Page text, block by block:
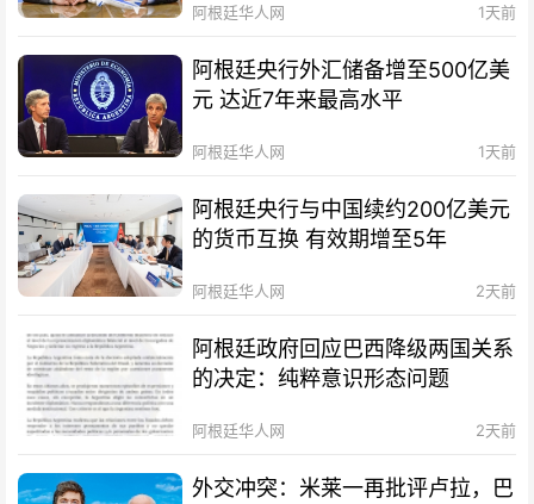
阿根廷华人网 1天前
阿根廷央行外汇储备增至500亿美
元 达近7年来最高水平
阿根廷华人网 1天前
阿根廷央行与中国续约200亿美元
的货币互换 有效期增至5年
阿根廷华人网 2天前
阿根廷政府回应巴西降级两国关系
的决定：纯粹意识形态问题
阿根廷华人网 2天前
外交冲突：米莱一再批评卢拉，巴